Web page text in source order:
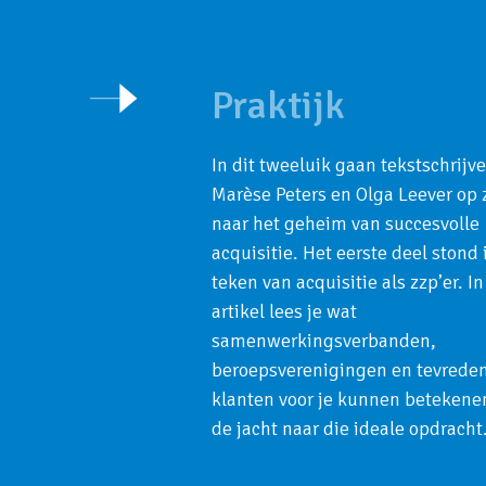
Praktijk
In dit tweeluik gaan
Marèse Peters en Olga Leever op
naar het geheim van succesvolle
acquisitie. Het eerste deel stond
teken van acquisitie als zzp’er.
artikel lees je wat
samenwerkingsverbanden,
beroepsverenigingen en
klanten voor je kunnen
de jacht naar die ideale